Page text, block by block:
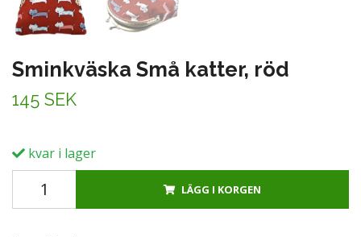
Sminkväska Små katter, röd
145 SEK
kvar i lager
LÄGG I KORGEN